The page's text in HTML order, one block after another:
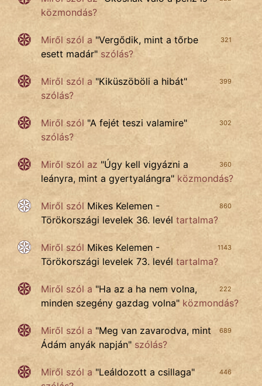
közmondás?
321
Miről szól a "Vergődik, mint a tőrbe
esett madár" szólás?
399
Miről szól a "Kiküszöböli a hibát"
szólás?
302
Miről szól "A fejét teszi valamire"
szólás?
360
Miről szól az "Úgy kell vigyázni a
leányra, mint a gyertyalángra" közmondás?
860
Miről szól Mikes Kelemen -
Törökországi levelek 36. levél tartalma?
1143
Miről szól Mikes Kelemen -
Törökországi levelek 73. levél tartalma?
222
Miről szól a "Ha az a ha nem volna,
minden szegény gazdag volna" közmondás?
689
Miről szól a "Meg van zavarodva, mint
Ádám anyák napján" szólás?
446
Miről szól a "Leáldozott a csillaga"